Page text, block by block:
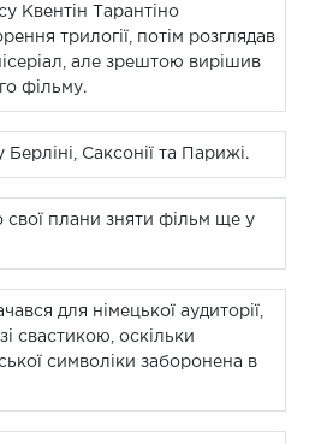
Квентін Тарантіно
трилогії, потім розглядав
але зрештою вирішив
фільму.
Саксонії та Парижі.
плани зняти фільм ще у
для німецької аудиторії,
свастикою, оскільки
символіки заборонена в